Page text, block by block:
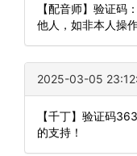
【配音师】验证
他人，如非本人操
2025-03-05
【千丁】验证码
的支持！